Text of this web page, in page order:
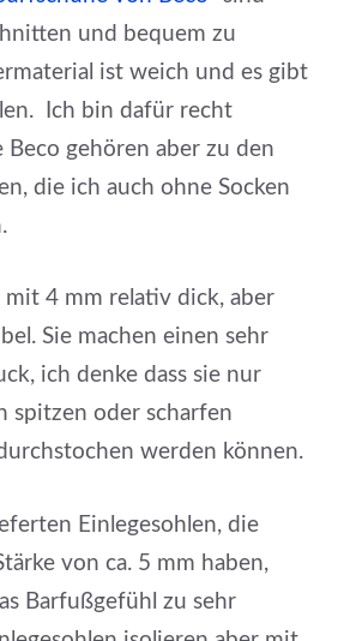
und bequem zu
ist weich und es gibt
Ich bin dafür recht
gehören aber zu den
die ich auch ohne Socken
mit 4 mm relativ dick, aber
Sie machen einen sehr
ich denke dass sie nur
spitzen oder scharfen
werden können.
Einlegesohlen, die
von ca. 5 mm haben,
Barfußgefühl zu sehr